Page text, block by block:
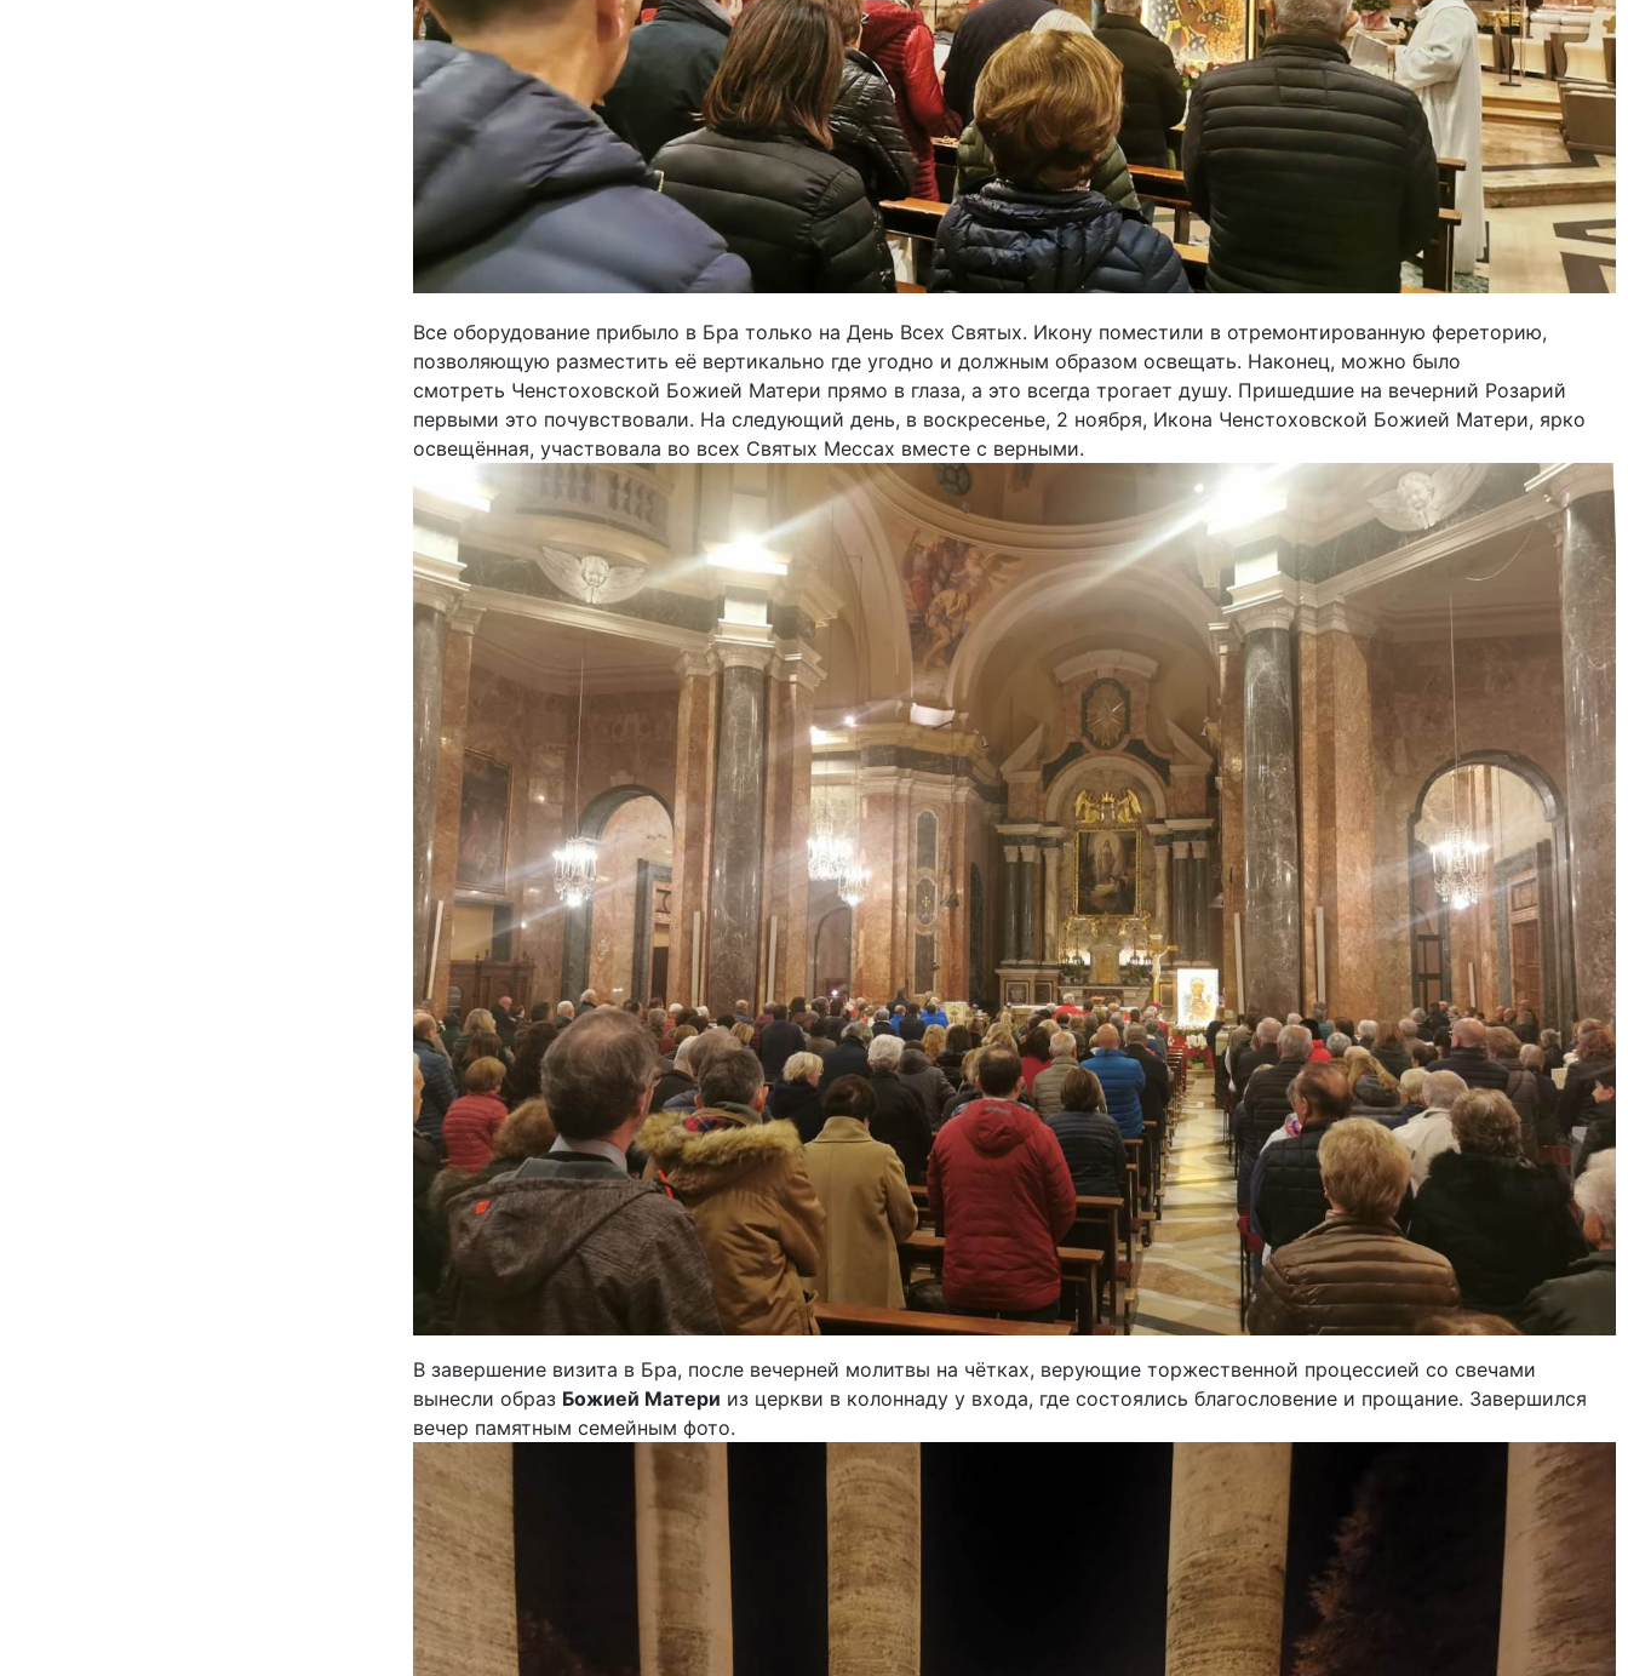
Все оборудование прибыло в Бра только на День Всех Святых. Икону поместили в отремонтированную фереторию,
позволяющую разместить её вертикально где угодно и должным образом освещать. Наконец, можно было
смотреть Ченстоховской Божией Матери прямо в глаза, а это всегда трогает душу. Пришедшие на вечерний Розарий
первыми это почувствовали. На следующий день, в воскресенье, 2 ноября, Икона Ченстоховской Божией Матери, ярко
освещённая, участвовала во всех Святых Мессах вместе с верными.
В завершение визита в Бра, после вечерней молитвы на чётках, верующие торжественной процессией со свечами
вынесли образ Божией Матери из церкви в колоннаду у входа, где состоялись благословение и прощание. Завершился
вечер памятным семейным фото.